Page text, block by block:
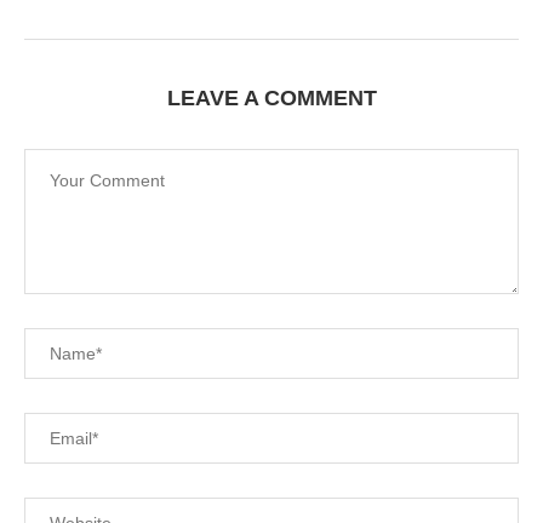
LEAVE A COMMENT